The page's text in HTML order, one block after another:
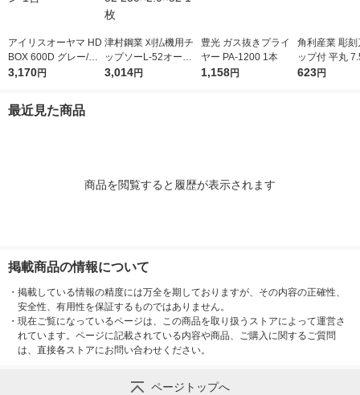
アイリスオーヤマ HD
BOX 600D グレー/モ
スグリーン 1台
3,170円
津村鋼業 刈払機用チ
ップソーL-52オール
ラウンド L-52 230×2.
3,014円
豊光 ガス抜きプライ
ヤー PA-1200 1本
1,158円
角利産業 彫刻
ップ付 平丸
541 1個
623円
最近見た商品
商品を閲覧すると履歴が表示されます
掲載商品の情報について
・ 掲載している情報の精度には万全を期しておりますが、その内容の正確性、
安全性、有用性を保証するものではありません。
・ 現在ご覧になっているページは、この商品を取り扱うストアによって運営さ
れています。ページに記載されている内容や商品、ご購入に関するご質問
は、直接各ストアにお問い合わせください。
ページトップへ